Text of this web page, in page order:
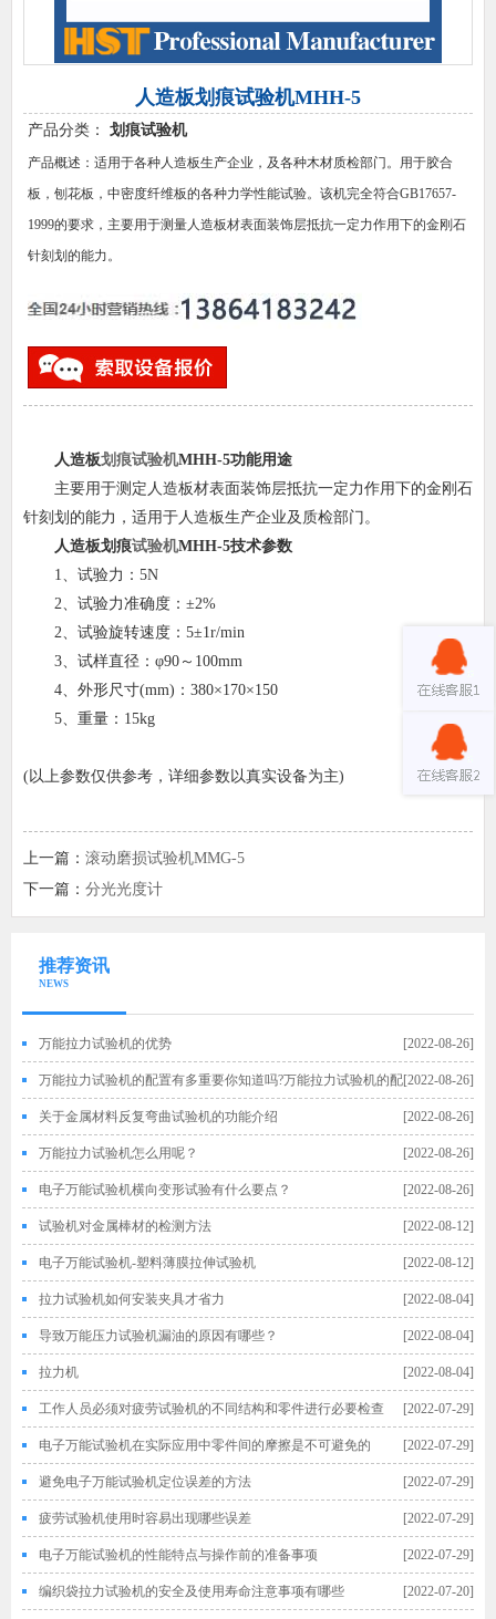
人造板划痕试验机MHH-5
产品分类： 划痕试验机
产品概述：适用于各种人造板生产企业，及各种木材质检部门。用于胶合
板，刨花板，中密度纤维板的各种力学性能试验。该机完全符合GB17657-
1999的要求，主要用于测量人造板材表面装饰层抵抗一定力作用下的金刚石
针刻划的能力。
人造板划痕试验机MHH-5功能用途
主要用于测定人造板材表面装饰层抵抗一定力作用下的金刚石
针刻划的能力，适用于人造板生产企业及质检部门。
人造板划痕试验机MHH-5技术参数
1、试验力：5N
2、试验力准确度：±2%
2、试验旋转速度：5±1r/min
3、试样直径：φ90～100mm
4、外形尺寸(mm)：380×170×150
5、重量：15kg
(以上参数仅供参考，详细参数以真实设备为主)
上一篇： 滚动磨损试验机MMG-5
下一篇： 分光光度计
推荐资讯
NEWS
[2022-08-26]
万能拉力试验机的优势
[2022-08-26]
万能拉力试验机的配置有多重要你知道吗?万能拉力试验机的配
置 [2022-08-26]
关于金属材料反复弯曲试验机的功能介绍
[2022-08-26]
万能拉力试验机怎么用呢？
[2022-08-26]
电子万能试验机横向变形试验有什么要点？
[2022-08-12]
试验机对金属棒材的检测方法
[2022-08-12]
电子万能试验机-塑料薄膜拉伸试验机
[2022-08-04]
拉力试验机如何安装夹具才省力
[2022-08-04]
导致万能压力试验机漏油的原因有哪些？
[2022-08-04]
拉力机
[2022-07-29]
工作人员必须对疲劳试验机的不同结构和零件进行必要检查
[2022-07-29]
电子万能试验机在实际应用中零件间的摩擦是不可避免的
[2022-07-29]
避免电子万能试验机定位误差的方法
[2022-07-29]
疲劳试验机使用时容易出现哪些误差
[2022-07-29]
电子万能试验机的性能特点与操作前的准备事项
[2022-07-20]
编织袋拉力试验机的安全及使用寿命注意事项有哪些